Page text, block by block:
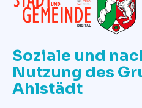
Soziale und
Nutzung des
Ahlstädt